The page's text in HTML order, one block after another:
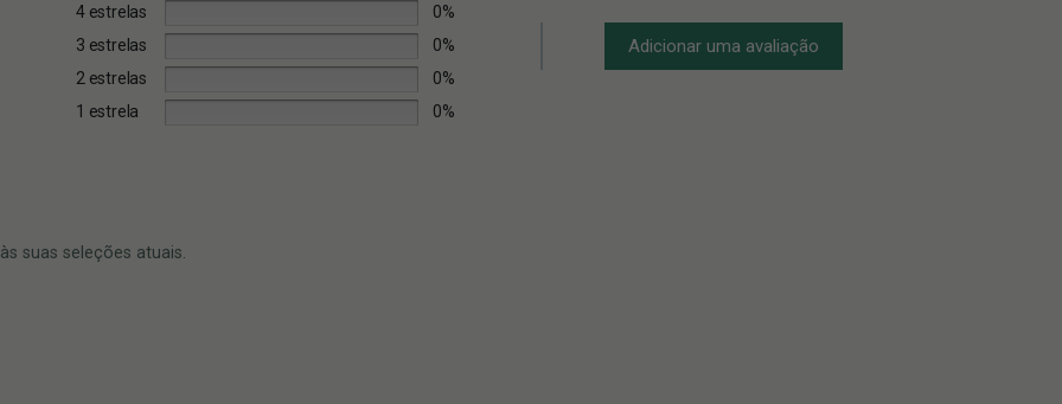
4 estrelas
0%
3 estrelas
0%
2 estrelas
0%
1 estrela
0%
Adicionar uma avaliação
suas seleções atuais.